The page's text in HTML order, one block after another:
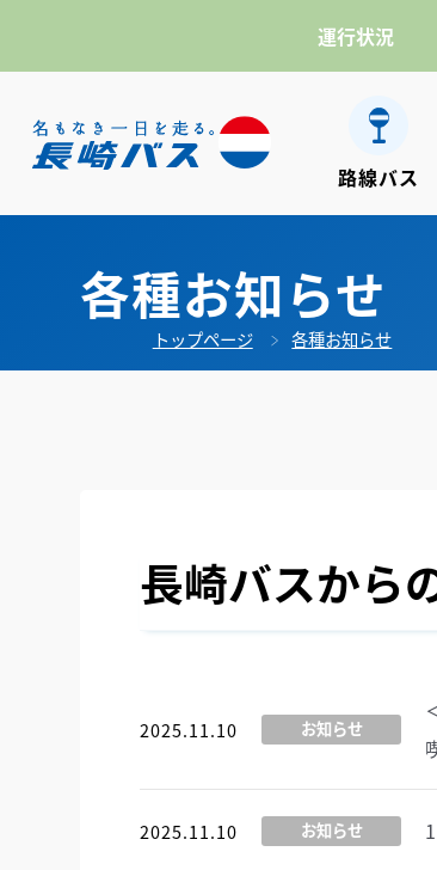
運行状況
路線バス
各種お知らせ
トップページ 各種お知らせ
長崎バスから
2025.11.10 お知らせ
2025.11.10 お知らせ